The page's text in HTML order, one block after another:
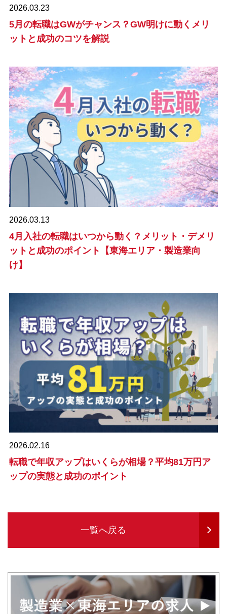
2026.03.23
5月の転職はGWがチャンス？GW明けに動くメリ
ットと成功のコツを解説
2026.03.13
4月入社の転職はいつから動く？メリット・デメリ
ットと成功のポイント【東海エリア・製造業向
け】
2026.02.16
転職で年収アップはいくらが相場？平均81万円ア
ップの実態と成功のポイント
一覧へ戻る